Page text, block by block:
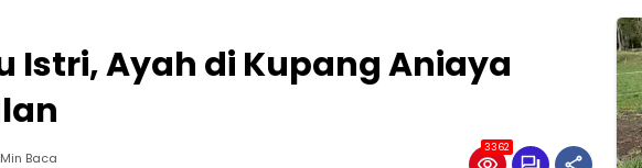
Istri, Ayah di Kupang Aniaya
Baca
3362